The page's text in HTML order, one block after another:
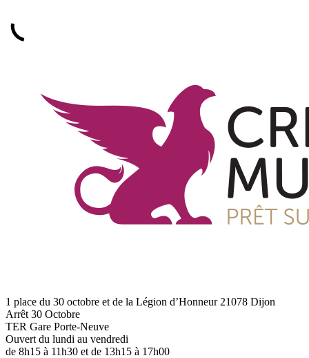
1 place du 30 octobre et de la Légion d’Honneur 21078 Dijon
Arrêt 30 Octobre
TER Gare Porte-Neuve
Ouvert du lundi au vendredi
de 8h15 à 11h30 et de 13h15 à 17h00